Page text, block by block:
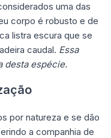
uma das
corpo é robusto e de
listra escura que se
caudal. Essa
desta espécie.
por natureza e se dão
a companhia de